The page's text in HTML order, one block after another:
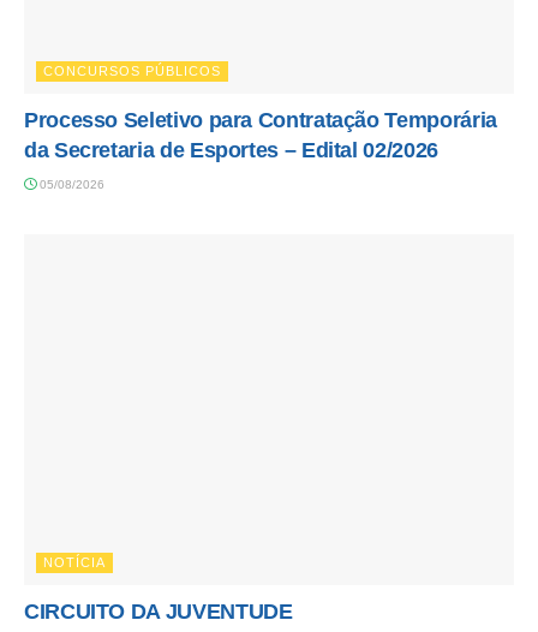
CONCURSOS PÚBLICOS
Processo Seletivo para Contratação Temporária
da Secretaria de Esportes – Edital 02/2026
05/08/2026
NOTÍCIA
CIRCUITO DA JUVENTUDE